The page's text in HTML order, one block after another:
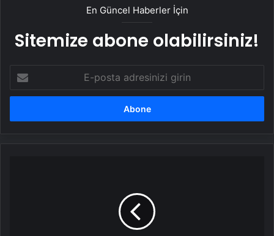
En Güncel Haberler İçin
Sitemize abone olabilirsiniz!
posta
adresinizi